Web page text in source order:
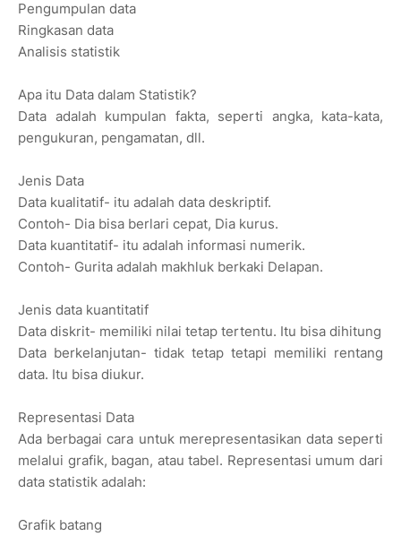
Pengumpulan data
Ringkasan data
Analisis statistik
Apa itu Data dalam Statistik?
Data adalah kumpulan fakta, seperti angka, kata-kata,
pengukuran, pengamatan, dll.
Jenis Data
Data kualitatif- itu adalah data deskriptif.
Contoh- Dia bisa berlari cepat, Dia kurus.
Data kuantitatif- itu adalah informasi numerik.
Contoh- Gurita adalah makhluk berkaki Delapan.
Jenis data kuantitatif
Data diskrit- memiliki nilai tetap tertentu. Itu bisa dihitung
Data berkelanjutan- tidak tetap tetapi memiliki rentang
data. Itu bisa diukur.
Representasi Data
Ada berbagai cara untuk merepresentasikan data seperti
melalui grafik, bagan, atau tabel. Representasi umum dari
data statistik adalah:
Grafik batang